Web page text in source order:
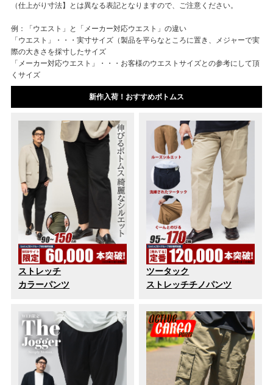
（仕上がり寸法】とは異なる表記となりますので、ご注意ください。
例：「ウエスト」と「メーカー対応ウエスト」の違い
「ウエスト」・・・実寸サイズ（製品を平らなところに置き、メジャーで実
際の大きさを採寸したサイズ
「メーカー対応ウエスト」・・・お客様のウエストサイズとの参考にして頂
くサイズ
新作入荷！おすすめボトムス
ストレッチ
カラーパンツ
ツータック
ストレッチチノパンツ